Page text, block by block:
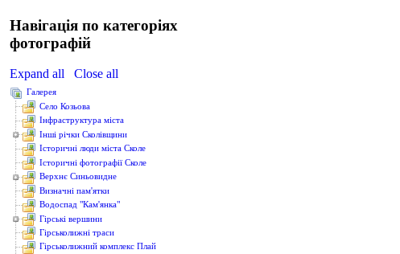
Навігація по категоріях
фотографій
Expand all Close all
Галерея
Cело Козьова
Інфраструктура міста
Інші річки Сколівщини
Історичні люди міста Сколе
Історичні фотографії Сколе
Верхнє Синьовидне
Визначні пам'ятки
Водоcпад "Кам'янка"
Гірські вершини
Гірськолижні траси
Гірськолижний комплекс Плай